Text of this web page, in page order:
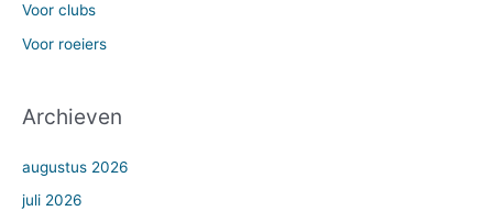
Voor clubs
Voor roeiers
Archieven
augustus 2026
juli 2026